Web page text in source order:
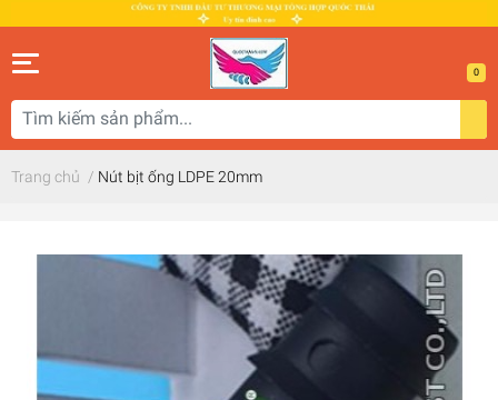
0
Trang chủ / Nút bịt ống LDPE 20mm